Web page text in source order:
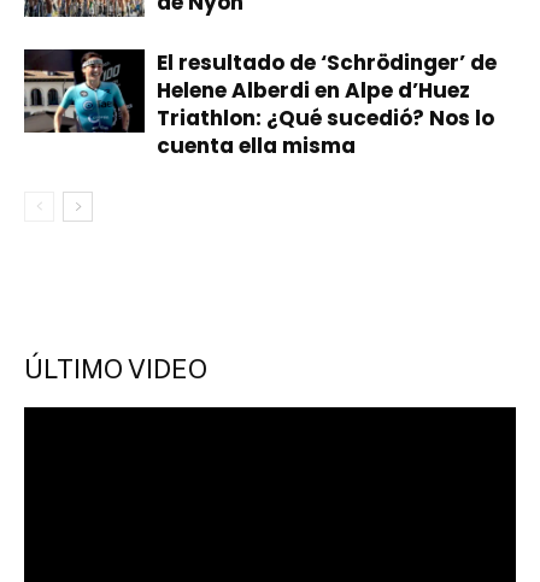
El resultado de ‘Schrödinger’ de
Helene Alberdi en Alpe d’Huez
Triathlon: ¿Qué sucedió? Nos lo
cuenta ella misma
ÚLTIMO VIDEO